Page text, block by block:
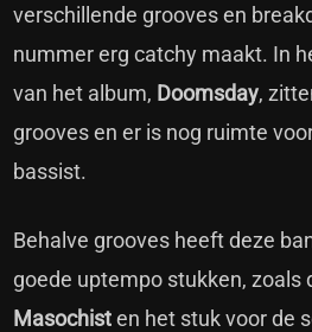
verschillende grooves en
nummer erg catchy maakt. In
van het album, Doomsday,
grooves en er is nog ruimte
bassist.
Behalve grooves heeft deze
goede uptempo stukken, zoals
Masochisten het stuk voor de